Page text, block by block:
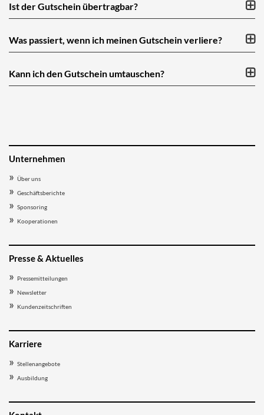
Ist der Gutschein übertragbar?
Was passiert, wenn ich meinen Gutschein verliere?
Kann ich den Gutschein umtauschen?
Unternehmen
Über uns
Geschäftsberichte
Sponsoring
Kooperationen
Presse & Aktuelles
Pressemitteilungen
Newsletter
Kundenzeitschriften
Karriere
Stellenangebote
Ausbildung